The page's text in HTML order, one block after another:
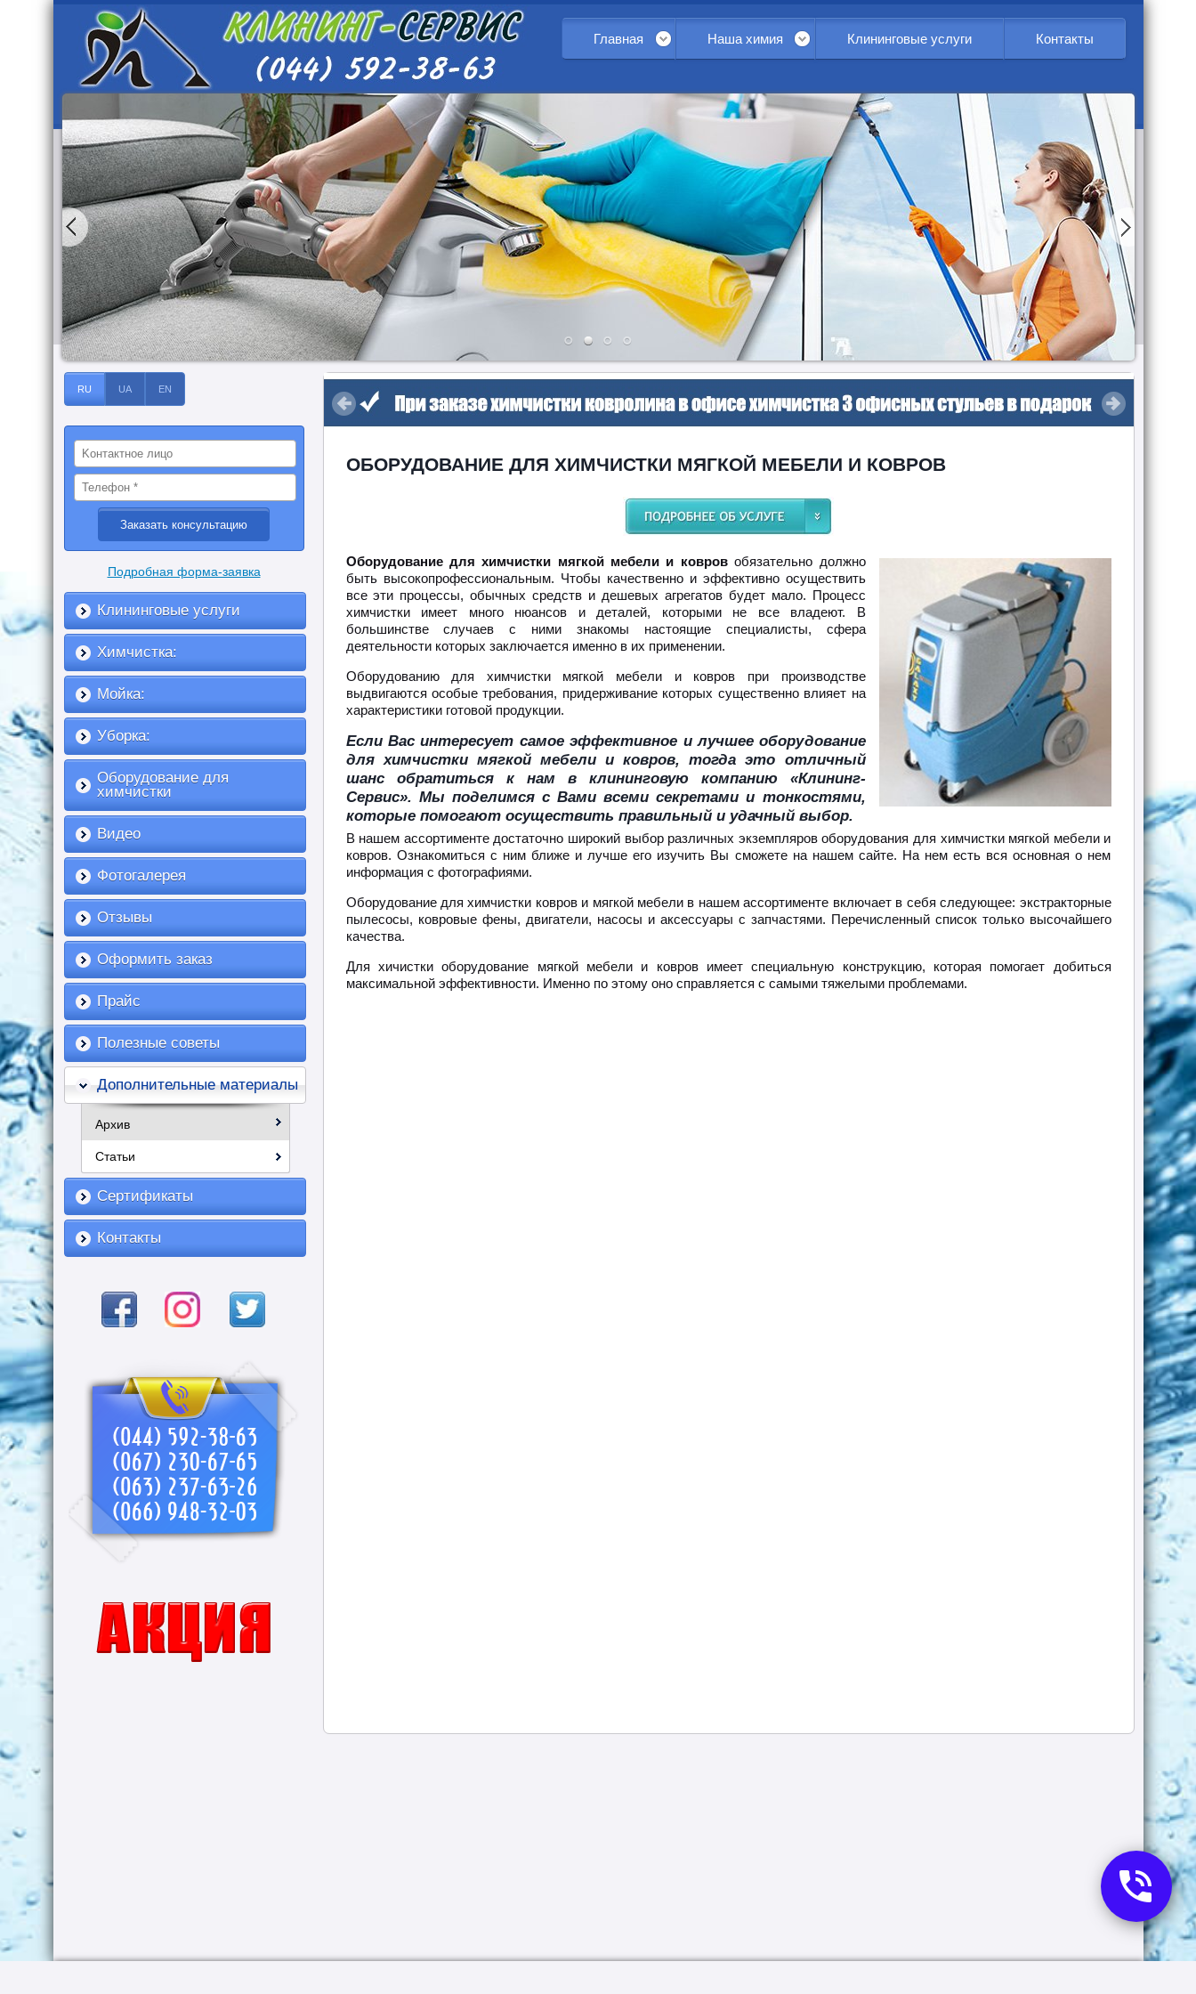
Главная Наша химия Клининговые услуги Контакты
RU UA EN
Подробная форма-заявка
Клининговые услуги
Химчистка:
Мойка:
Уборка:
Оборудование для
химчистки
Видео
Фотогалерея
Отзывы
Оформить заказ
Прайс
Полезные советы
Дополнительные материалы
Архив
Статьи
Сертификаты
Контакты
ОБОРУДОВАНИЕ ДЛЯ ХИМЧИСТКИ МЯГКОЙ МЕБЕЛИ И КОВРОВ
Оборудование для химчистки мягкой мебели и ковровобязательно должно
быть высокопрофессиональным. Чтобы качественно и эффективно осуществить
все эти процессы, обычных средств и дешевых агрегатов будет мало. Процесс
химчистки имеет много нюансов и деталей, которыми не все владеют. В
большинстве случаев с ними знакомы настоящие специалисты, сфера
деятельности которых заключается именно в их применении.
Оборудованию для химчистки мягкой мебели и ковров при производстве
выдвигаются особые требования, придерживание которых существенно влияет на
характеристики готовой продукции.
Если Вас интересует самое эффективное и лучшее оборудование
для химчистки мягкой мебели и ковров, тогда это отличный
шанс обратиться к нам в клининговую компанию «Клининг-
Сервис». Мы поделимся с Вами всеми секретами и тонкостями,
которые помогают осуществить правильный и удачный выбор.
В нашем ассортименте достаточно широкий выбор различных экземпляров оборудования для химчистки мягкой мебели и
ковров. Ознакомиться с ним ближе и лучше его изучить Вы сможете на нашем сайте. На нем есть вся основная о нем
информация с фотографиями.
Оборудование для химчистки ковров и мягкой мебели в нашем ассортименте включает в себя следующее: экстракторные
пылесосы, ковровые фены, двигатели, насосы и аксессуары с запчастями. Перечисленный список только высочайшего
качества.
Для хичистки оборудование мягкой мебели и ковров имеет специальную конструкцию, которая помогает добиться
максимальной эффективности. Именно по этому оно справляется с самыми тяжелыми проблемами.